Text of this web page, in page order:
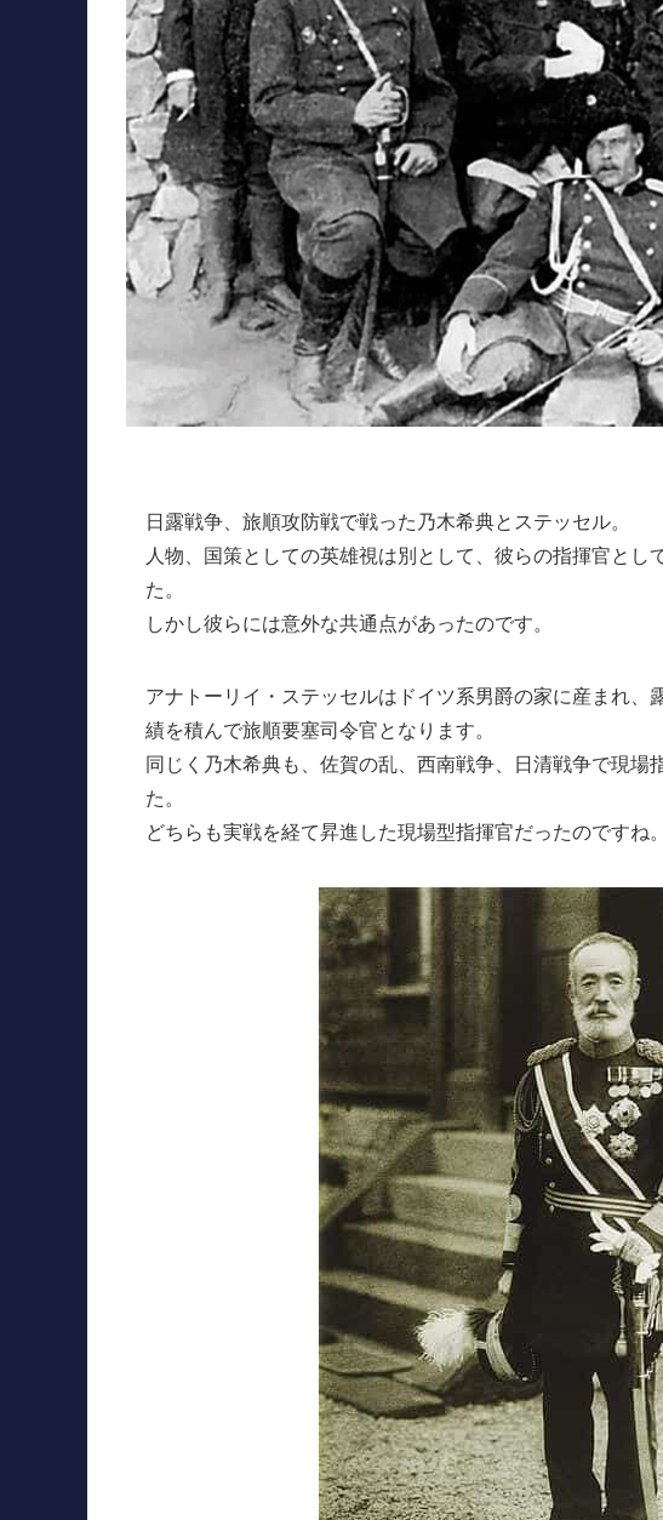
日露戦争、旅順攻防戦で戦った乃木希典とステッセル。
人物、国策としての英雄視は別として、彼らの指揮官と
た。
しかし彼らには意外な共通点があったのです。
アナトーリイ・ステッセルはドイツ系男爵の家に産まれ
績を積んで旅順要塞司令官となります。
同じく乃木希典も、佐賀の乱、西南戦争、日清戦争で現場
た。
どちらも実戦を経て昇進した現場型指揮官だったのですね。